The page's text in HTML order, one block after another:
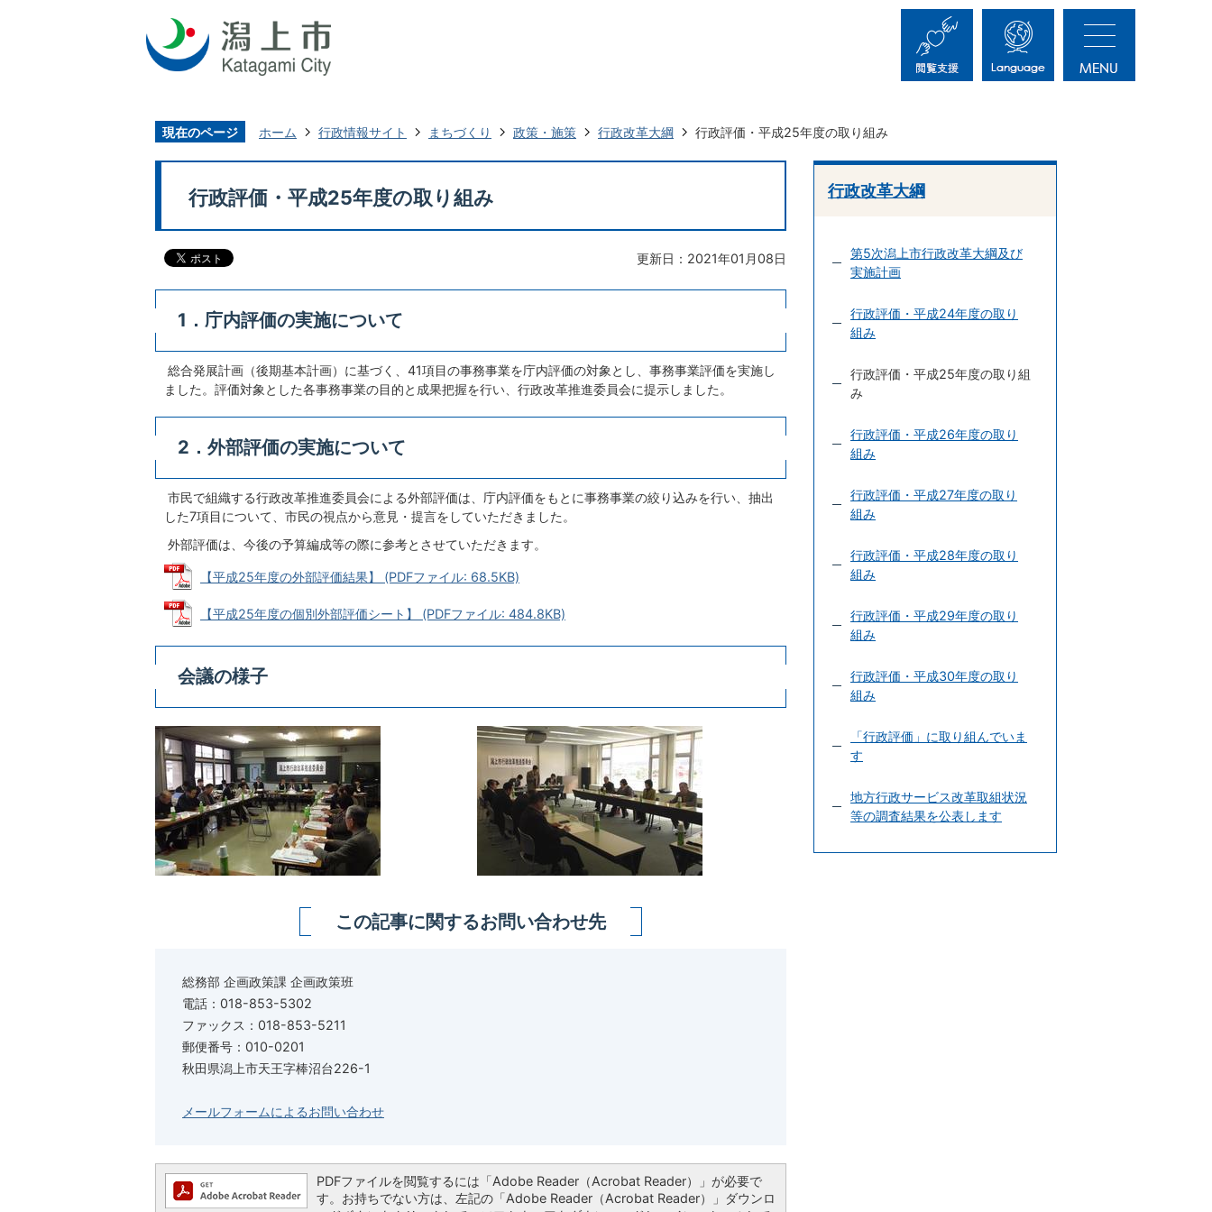
現在のページ ホーム 行政情報サイト まちづくり 政策・施策 行政改革大綱 行政評価・平成25年度の取り組み
行政評価・平成25年度の取り組み
更新日：2021年01月08日
1．庁内評価の実施について
総合発展計画（後期基本計画）に基づく、41項目の事務事業を庁内評価の対象とし、事務事業評価を実施し
ました。評価対象とした各事務事業の目的と成果把握を行い、行政改革推進委員会に提示しました。
2．外部評価の実施について
市民で組織する行政改革推進委員会による外部評価は、庁内評価をもとに事務事業の絞り込みを行い、抽出
した7項目について、市民の視点から意見・提言をしていただきました。
外部評価は、今後の予算編成等の際に参考とさせていただきます。
【平成25年度の外部評価結果】 (PDFファイル: 68.5KB)
【平成25年度の個別外部評価シート】 (PDFファイル: 484.8KB)
会議の様子
この記事に関するお問い合わせ先
総務部 企画政策課 企画政策班
電話：018-853-5302
ファックス：018-853-5211
郵便番号：010-0201
秋田県潟上市天王字棒沼台226-1
メールフォームによるお問い合わせ
PDFファイルを閲覧するには「Adobe Reader（Acrobat Reader）」が必要で
す。お持ちでない方は、左記の「Adobe Reader（Acrobat Reader）」ダウンロ
行政改革大綱
第5次潟上市行政改革大綱及び
実施計画
行政評価・平成24年度の取り
組み
行政評価・平成25年度の取り組
み
行政評価・平成26年度の取り
組み
行政評価・平成27年度の取り
組み
行政評価・平成28年度の取り
組み
行政評価・平成29年度の取り
組み
行政評価・平成30年度の取り
組み
「行政評価」に取り組んでいま
す
地方行政サービス改革取組状況
等の調査結果を公表します